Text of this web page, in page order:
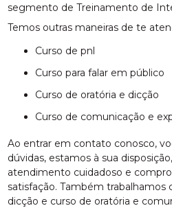
segmento de Treinamento de
Temos outras maneiras de te
curso de pnl
curso para falar em público
curso de oratória e dicção
curso de comunicação e
Ao entrar em contato conosco,
dúvidas, estamos à sua
atendimento cuidadoso e
satisfação. Também trabalhamos
dicção e curso de oratória e